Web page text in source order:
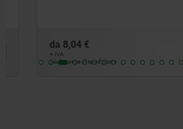
8,04 €
più le spese di spedizione